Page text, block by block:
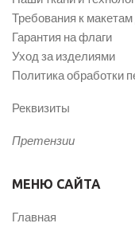
Требования к
Гарантия на флаги
Уход за изделиями
Политика обработки
Реквизиты
Претензии
МЕНЮ САЙТА
Главная